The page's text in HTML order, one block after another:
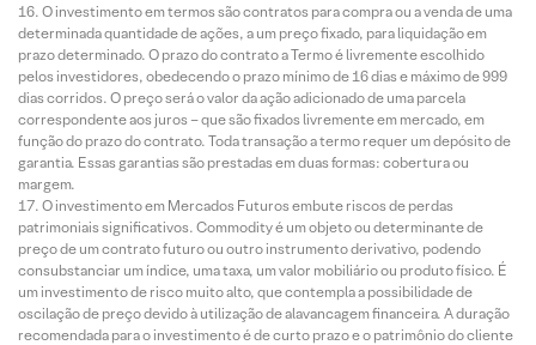
O investimento em termos são contratos para compra ou a venda de uma
determinada quantidade de ações, a um preço fixado, para liquidação em
prazo determinado. O prazo do contrato a Termo é livremente escolhido
pelos investidores, obedecendo o prazo mínimo de 16 dias e máximo de 999
dias corridos. O preço será o valor da ação adicionado de uma parcela
correspondente aos juros – que são fixados livremente em mercado, em
função do prazo do contrato. Toda transação a termo requer um depósito de
garantia. Essas garantias são prestadas em duas formas: cobertura ou
margem.
O investimento em Mercados Futuros embute riscos de perdas
patrimoniais significativos. Commodity é um objeto ou determinante de
preço de um contrato futuro ou outro instrumento derivativo, podendo
consubstanciar um índice, uma taxa, um valor mobiliário ou produto físico. É
um investimento de risco muito alto, que contempla a possibilidade de
oscilação de preço devido à utilização de alavancagem financeira. A duração
recomendada para o investimento é de curto prazo e o patrimônio do cliente